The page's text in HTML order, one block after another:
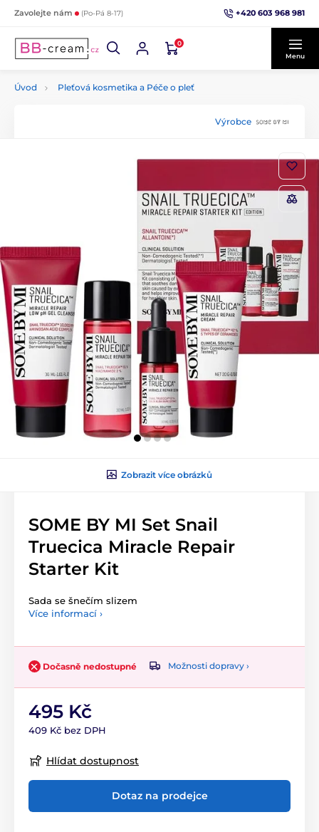
Zavolejte nám (Po-Pá 8-17) +420 603 968 981
0
Menu
Úvod Pleťová kosmetika a Péče o pleť
Výrobce
Zobrazit více obrázků
SOME BY MI Set Snail
Truecica Miracle Repair
Starter Kit
Sada se šnečím slizem
Více informací ›
Dočasně nedostupné Možnosti dopravy ›
495 Kč
409 Kč bez DPH
Hlídat dostupnost
Dotaz na prodejce